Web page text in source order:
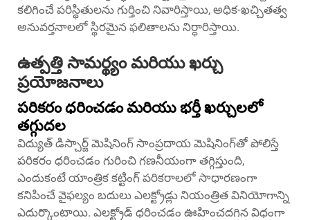
కలిగించే పరిస్థితులను గుర్తించి నివారిస్తాయి, అధిక-ఖచ్చితత్వ
అనువర్తనాలలో స్థిరమైన ఫలితాలను నిర్ధారిస్తాయి.
ఉత్పత్తి సామర్థ్యం మరియు ఖర్చు
ప్రయోజనాలు
పరికరం ధరించడం మరియు భర్తీ ఖర్చులలో
తగ్గుదల
విద్యుత్ డిస్చార్జ్ మెషినింగ్ సాంప్రదాయ మెషినింగ్‌తో పోలిస్తే
పరికరం ధరించడం గురించి గణనీయంగా తగ్గిస్తుంది,
ఎందుకంటే యాంత్రిక కట్టింగ్ పరికరాలలో సాధారణంగా
కనిపించే వైఫల్యం బదులు ఎలక్ట్రోడ్లు నియంత్రిత వినియోగాన్ని
ఎదుర్కొంటాయి. ఎలక్ట్రోడ్ ధరించడం ఊహించదగిన విధంగా